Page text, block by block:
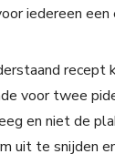
iedereen een
recept
voor twee
en niet de
uit te snijden